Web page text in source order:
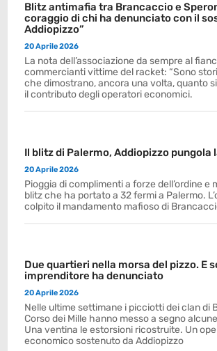
Blitz antimafia tra Brancaccio e
coraggio di chi ha denunciato con il
Addiopizzo”
20 Aprile 2026
La nota dell’associazione da sempre al
commercianti vittime del racket: “Sono
che dimostrano, ancora una volta, quanto
il contributo degli operatori economici.
Il blitz di Palermo, Addiopizzo pungola
20 Aprile 2026
Pioggia di complimenti a forze dell’ordine e
blitz che ha portato a 32 fermi a Palermo.
colpito il mandamento mafioso di
Due quartieri nella morsa del pizzo. E
imprenditore ha denunciato
20 Aprile 2026
Nelle ultime settimane i picciotti dei clan di
Corso dei Mille hanno messo a segno
Una ventina le estorsioni ricostruite. Un
economico sostenuto da Addiopizzo